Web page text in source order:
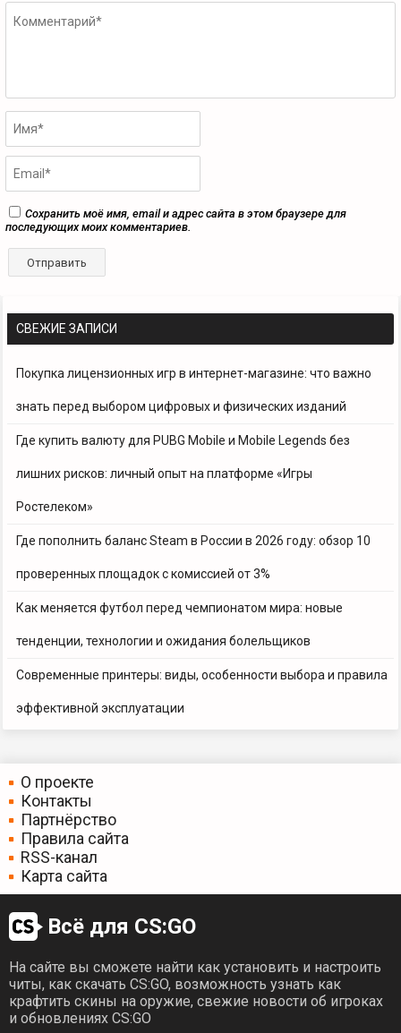
СВЕЖИЕ ЗАПИСИ
Покупка лицензионных игр в интернет-магазине: что важно
знать перед выбором цифровых и физических изданий
Где купить валюту для PUBG Mobile и Mobile Legends без
лишних рисков: личный опыт на платформе «Игры
Ростелеком»
Где пополнить баланс Steam в России в 2026 году: обзор 10
проверенных площадок с комиссией от 3%
Как меняется футбол перед чемпионатом мира: новые
тенденции, технологии и ожидания болельщиков
Современные принтеры: виды, особенности выбора и правила
эффективной эксплуатации
Сохранить моё имя, email и адрес сайта в этом браузере для
последующих моих комментариев.
О проекте
Контакты
Партнёрство
Правила сайта
RSS-канал
Карта сайта
Всё для CS:GO
На сайте вы сможете найти как установить и настроить
читы, как скачать CS:GO, возможность узнать как
крафтить скины на оружие, свежие новости об игроках
и обновлениях CS:GO